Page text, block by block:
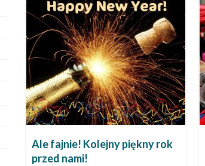
Ale fajnie! Kolejny piękny rok
przed nami!